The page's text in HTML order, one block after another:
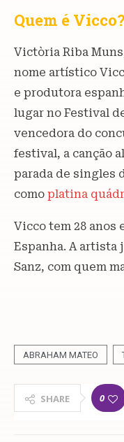
Quem é Vicco?
Victòria Riba
nome artístico
e produtora
lugar no Festival
vencedora do
festival, a canção
parada de singles
como platina
Vicco tem 28 anos
Espanha. A artista
Sanz, com quem
ABRAHAM MATEO
SHARE 0